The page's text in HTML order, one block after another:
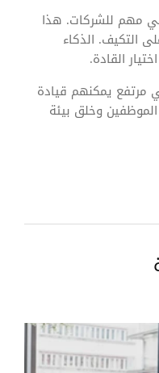
مهم للشركات. هذا
التكيف. الذكاء
القادة.
مرتفع يمكنهم قيادة
وخلق بيئة